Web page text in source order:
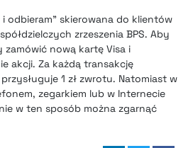
i odbieram" skierowana do klientów
zrzeszenia BPS. Aby
zamówić nową kartę Visa i
akcji. Za każdą transakcję
1 zł zwrotu. Natomiast w
zegarkiem lub w Internecie
w ten sposób można zgarnąć